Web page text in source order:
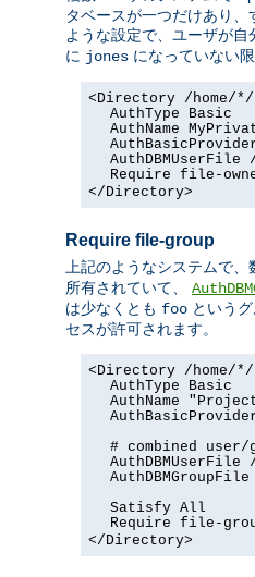
タベースが一つだけあり
ような設定で、ユーザが
に jones になっていない限
<Directory /home/
AuthType Basic
AuthName
Require file-
</Directory>
Require file-group
上記のようなシステムで
所有されていて、
は少なくとも foo という
セスが許可されます。
<Directory /home/
AuthType Basic
AuthName
# combined user/
Satisfy All
Require file-
</Directory>